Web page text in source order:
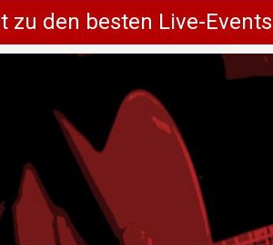
zu den besten Live-Events